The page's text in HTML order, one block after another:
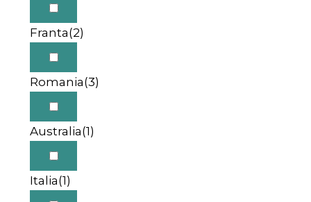
Franta(2)
Romania(3)
Australia(1)
Italia(1)